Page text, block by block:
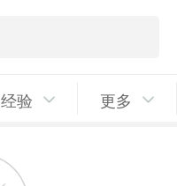
经验 更多